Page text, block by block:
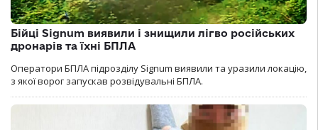
Бійці Signum виявили і знищили лігво російських
дронарів та їхні БПЛА
Оператори БПЛА підрозділу Signum виявили та уразили локацію,
з якої ворог запускав розвідувальні БПЛА.